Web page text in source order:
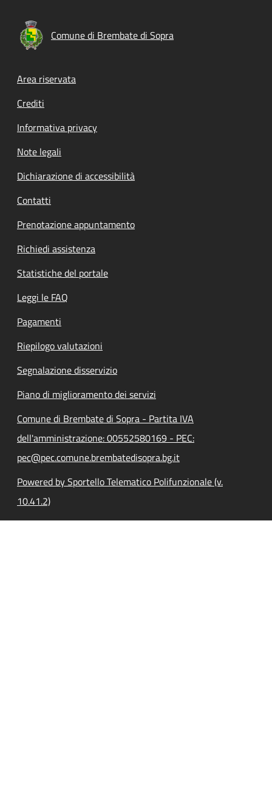
Comune di Brembate di Sopra
Footer menu
Area riservata
Crediti
Informativa privacy
Note legali
Dichiarazione di accessibilità
Contatti
Prenotazione appuntamento
Richiedi assistenza
Statistiche del portale
Leggi le FAQ
Pagamenti
Riepilogo valutazioni
Segnalazione disservizio
Piano di miglioramento dei servizi
Comune di Brembate di Sopra - Partita IVA
dell'amministrazione: 00552580169 - PEC:
pec@pec.comune.brembatedisopra.bg.it
Powered by Sportello Telematico Polifunzionale (v.
10.41.2)